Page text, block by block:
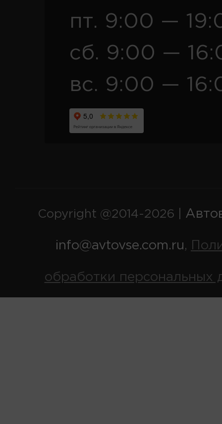
пт. 9:00 —
сб. 9:00 —
вс. 9:00 —
Copyright @2014-2026 |
info@avtovse.com.ru,
обработки персональных